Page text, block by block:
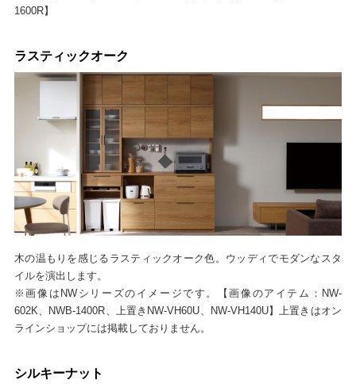
1600R】
ラスティックオーク
木の温もりを感じるラスティックオーク色。ウッディでモダンなスタ
イルを演出します。
※画像はNWシリーズのイメージです。【画像のアイテム：NW-
602K、NWB-1400R、上置きNW-VH60U、NW-VH140U】上置きはオン
ラインショップには掲載しておりません。
シルキーナット